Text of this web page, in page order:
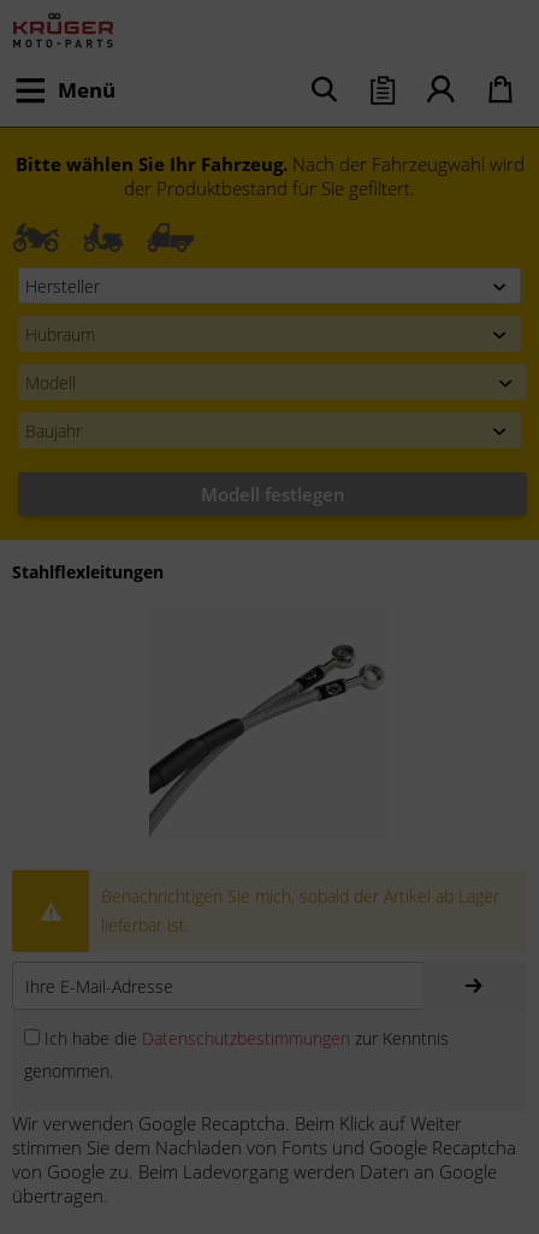
Menü
Bitte wählen Sie Ihr Fahrzeug. Nach der Fahrzeugwahl wird
der Produktbestand für Sie gefiltert.
Modell festlegen
Stahlflexleitungen
Benachrichtigen Sie mich, sobald der Artikel ab Lager
lieferbar ist.
Ich habe die Datenschutzbestimmungen zur Kenntnis
genommen.
Wir verwenden Google Recaptcha. Beim Klick auf Weiter
stimmen Sie dem Nachladen von Fonts und Google Recaptcha
von Google zu. Beim Ladevorgang werden Daten an Google
übertragen.